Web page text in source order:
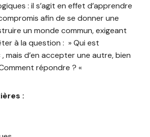
: il s’agit en effet d’apprendre
afin de se donner une
un monde commun, exigeant
à la question : » Qui est
mais d’en accepter une autre, bien
répondre ? «
: